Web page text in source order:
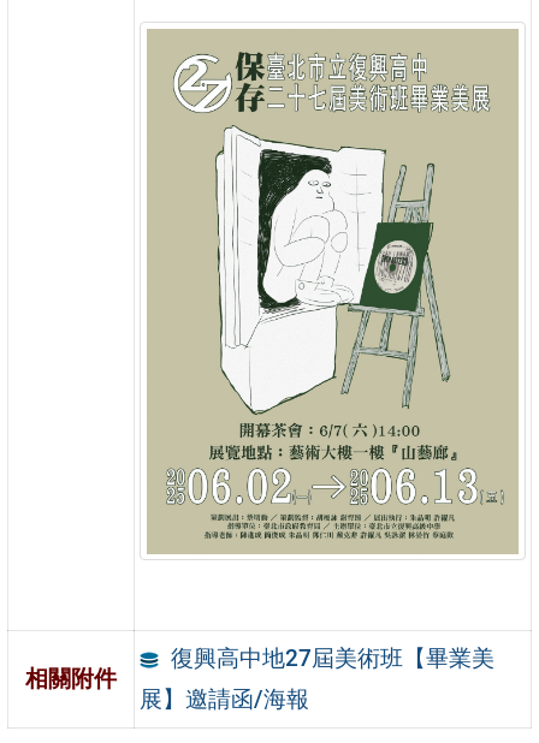
相關附件
復興高中地27屆美術班【畢業美
展】邀請函/海報